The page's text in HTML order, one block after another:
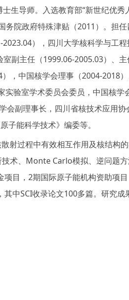
生导师。入选教育部“新世纪优秀
院政府特殊津贴（2011）。担
），四川大学核科学与工
室副主任（1999.06-2005.03）、主
，中国核学会理事（2004-2018
验室学术委员会委员，中国核学
会副理事长，四川省核技术应用
能科学技术》编委等。
过程中有效相互作用及核结构
术、Monte Carlo模拟、逆问题
目，2期国际原子能机构资助项
中SCI收录论文100多篇。研究成